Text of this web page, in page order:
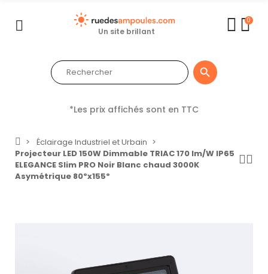
Un site brillant
0

*Les prix affichés sont en TTC
Éclairage Industriel et Urbain
Projecteur LED 150W Dimmable TRIAC 170 lm/W IP65
ELEGANCE Slim PRO Noir Blanc chaud 3000K
Asymétrique 80ºx155º